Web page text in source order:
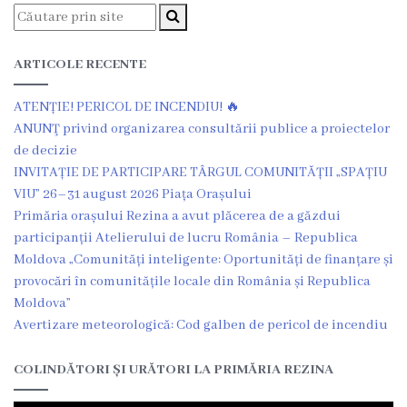
Î.M
,,Servicii
-
Locative”
or.Rezina.
Î.M
,,
Piața
comercială
a
orașului
ARTICOLE RECENTE
ATENȚIE! PERICOL DE INCENDIU! 🔥
ANUNŢ privind organizarea consultării publice a proiectelor
de decizie
INVITAȚIE DE PARTICIPARE TÂRGUL COMUNITĂȚII „SPAȚIU
VIU” 26–31 august 2026 Piața Orașului
Primăria orașului Rezina a avut plăcerea de a găzdui
participanții Atelierului de lucru România – Republica
Moldova „Comunități inteligente: Oportunități de finanțare și
provocări în comunitățile locale din România și Republica
Moldova”
Avertizare meteorologică: Cod galben de pericol de incendiu
COLINDĂTORI ȘI URĂTORI LA PRIMĂRIA REZINA